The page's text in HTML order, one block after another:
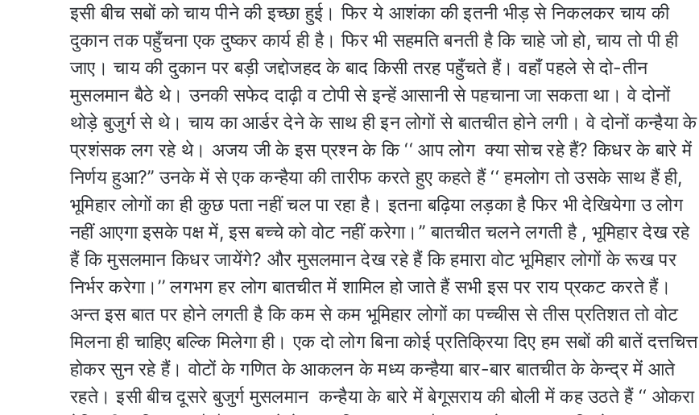
इसी बीच सबों को चाय पीने की इच्छा हुई। फिर ये आशंका की इतनी भीड़ से निकलकर चाय की
दुकान तक पहुँचना एक दुष्कर कार्य ही है। फिर भी सहमति बनती है कि चाहे जो हो, चाय तो पी ही
जाए। चाय की दुकान पर बड़ी जद्दोजहद के बाद किसी तरह पहुँचते हैं। वहाँ पहले से दो-तीन
मुसलमान बैठे थे। उनकी सफेद दाढ़ी व टोपी से इन्हें आसानी से पहचाना जा सकता था। वे दोनों
थोड़े बुजुर्ग से थे। चाय का आर्डर देने के साथ ही इन लोगों से बातचीत होने लगी। वे दोनों कन्हैया के
प्रशंसक लग रहे थे। अजय जी के इस प्रश्न के कि ‘‘ आप लोग क्या सोच रहे हैं? किधर के बारे में
निर्णय हुआ?’’ उनके में से एक कन्हैया की तारीफ करते हुए कहते हैं ‘‘ हमलोग तो उसके साथ हैं ही,
भूमिहार लोगों का ही कुछ पता नहीं चल पा रहा है। इतना बढ़िया लड़का है फिर भी देखियेगा उ लोग
नहीं आएगा इसके पक्ष में, इस बच्चे को वोट नहीं करेगा।’’ बातचीत चलने लगती है , भूमिहार देख रहे
हैं कि मुसलमान किधर जायेंगे? और मुसलमान देख रहे हैं कि हमारा वोट भूमिहार लोगों के रूख पर
निर्भर करेगा।’’ लगभग हर लोग बातचीत में शामिल हो जाते हैं सभी इस पर राय प्रकट करते हैं।
अन्त इस बात पर होने लगती है कि कम से कम भूमिहार लोगों का पच्चीस से तीस प्रतिशत तो वोट
मिलना ही चाहिए बल्कि मिलेगा ही। एक दो लोग बिना कोई प्रतिक्रिया दिए हम सबों की बातें दत्तचित्त
होकर सुन रहे हैं। वोटों के गणित के आकलन के मध्य कन्हैया बार-बार बातचीत के केन्द्र में आते
रहते। इसी बीच दूसरे बुजुर्ग मुसलमान कन्हैया के बारे में बेगूसराय की बोली में कह उठते हैं ‘‘ ओकरा